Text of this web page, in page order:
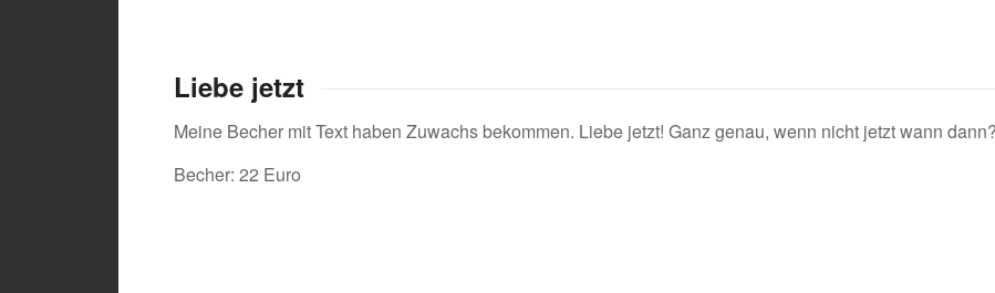
Liebe jetzt
Meine Becher mit Text haben Zuwachs bekommen. Liebe jetzt! Ganz genau, wenn nicht jetzt wann dann?
Becher: 22 Euro